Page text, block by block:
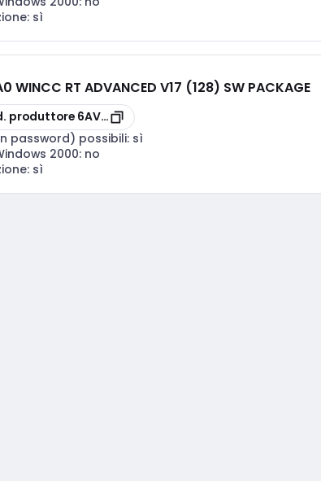
sì
WINCC RT ADVANCED V17 (128) SW PACKAGE
produttore 6AV21142BA070AA0
password) possibili: sì
2000: no
sì